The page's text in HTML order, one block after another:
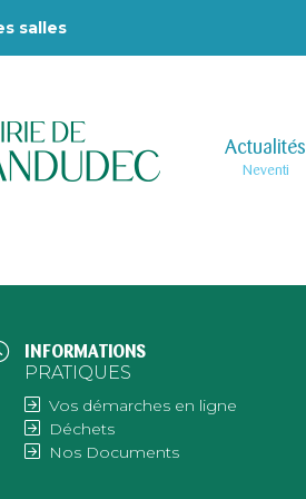
salles
Actualités
Neventi
INFORMATIONS
PRATIQUES
Vos démarches en ligne
Déchets
Nos Documents